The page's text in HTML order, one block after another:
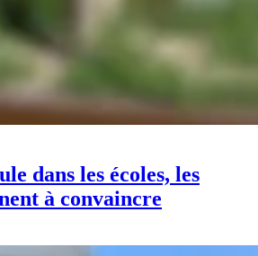
dans les écoles, les
à convaincre